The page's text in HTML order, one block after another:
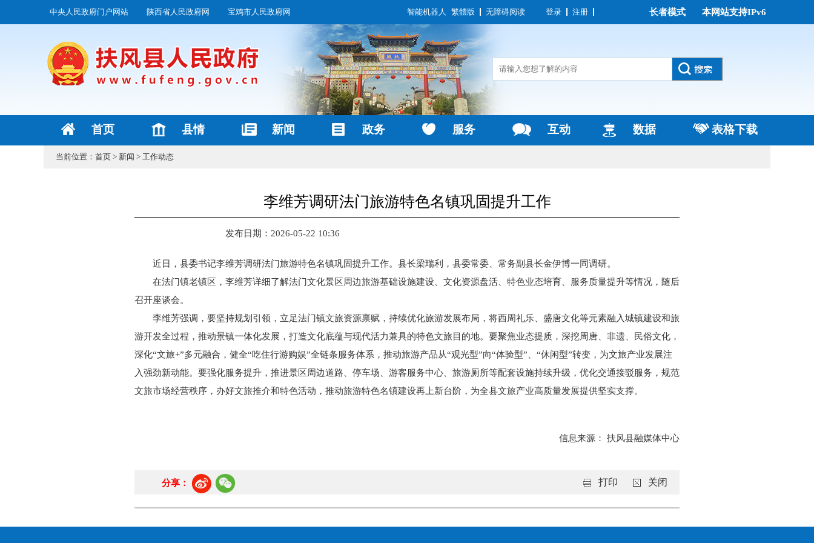
中央人民政府门户网站 陕西省人民政府网 宝鸡市人民政府网 智能机器人 繁體版 无障碍阅读 登录 注册 本网站支持IPv6
长者模式
首页 县情 新闻 政务 服务 互动 数据 表格下载
当前位置： 首页 > 新闻 > 工作动态
李维芳调研法门旅游特色名镇巩固提升工作
发布日期：2026-05-22 10:36
近日，县委书记李维芳调研法门旅游特色名镇巩固提升工作。县长梁瑞利，县委常委、常务副县长金伊博一同调研。
在法门镇老镇区，李维芳详细了解法门文化景区周边旅游基础设施建设、文化资源盘活、特色业态培育、服务质量提升等情况，随后
召开座谈会。
李维芳强调，要坚持规划引领，立足法门镇文旅资源禀赋，持续优化旅游发展布局，将西周礼乐 、盛唐文化等元素融入城镇建设和旅
游开发全过程，推动景镇一体化发展，打造文化底蕴与现代活力兼具的特色文旅目的地。要聚焦业态提质，深挖周唐、非遗、民俗文化，
深化“文旅+”多元融合，健全“吃住行游购娱”全链条服务体系，推动旅游产品从“观光型”向“体验型”、“休闲型”转变，为文旅产业发展注
入强劲新动能。要强化服务提升，推进景区周边道路、停车场、游客服务中心、旅游厕所等配套设施持续升级，优化交通接驳服务，规范
文旅市场经营秩序，办好文旅推介和特色活动，推动旅游特色名镇建设再上新台阶，为全县文旅产业高质量发展提供坚实支撑。
信息来源： 扶风县融媒体中心
分享： 打印 关闭